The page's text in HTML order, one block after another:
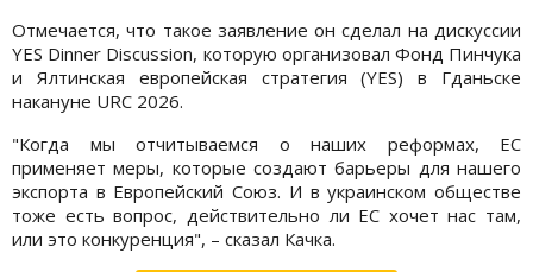
Отмечается, что такое заявление он сделал на дискуссии
YES Dinner Discussion, которую организовал Фонд Пинчука
и Ялтинская европейская стратегия (YES) в Гданьске
накануне URC 2026.
"Когда мы отчитываемся о наших реформах, ЕС
применяет меры, которые создают барьеры для нашего
экспорта в Европейский Союз. И в украинском обществе
тоже есть вопрос, действительно ли ЕС хочет нас там,
или это конкуренция", – сказал Качка.